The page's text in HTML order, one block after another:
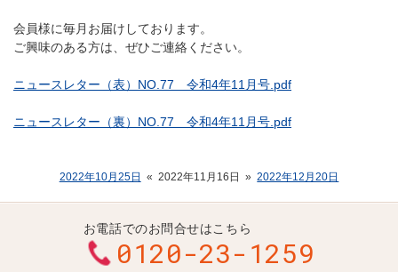
会員様に毎月お届けしております。
ご興味のある方は、ぜひご連絡ください。
ニュースレター（表）NO.77 令和4年11月号.pdf
ニュースレター（裏）NO.77 令和4年11月号.pdf
2022年10月25日 « 2022年11月16日 » 2022年12月20日
お電話でのお問合せはこちら
0120-23-1259